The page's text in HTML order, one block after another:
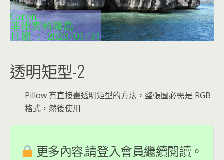
透明矩型-2
Pillow 有直接畫透明矩型的方法，整張圖必需是 RGB
格式，然後使用
更多內容,請登入會員繼續閱讀。